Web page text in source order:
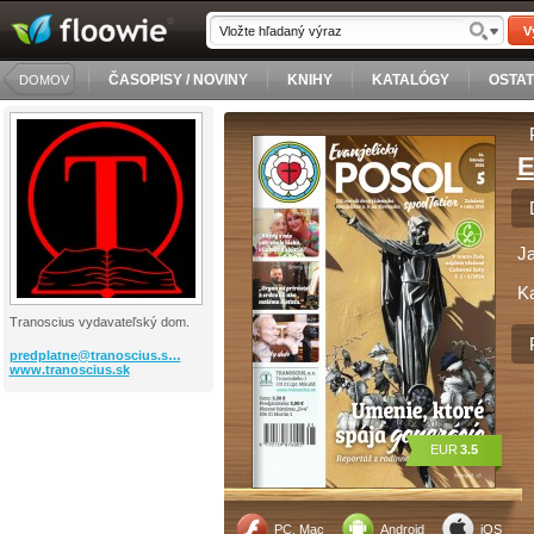
DOMOV ČASOPISY / NOVINY KNIHY KATALÓGY
Tranoscius vydavateľský dom.
predplatne@tranoscius.s…
www.tranoscius.sk
PC, Mac Android iOS
EUR 3.5